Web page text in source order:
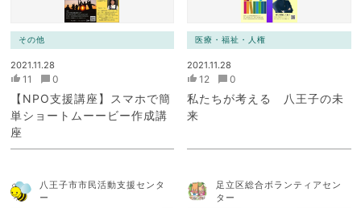
その他
2021.11.28
11 0
【NPO支援講座】スマホで簡
単ショートムーービー作成講
座
医療・福祉・人権
2021.11.28
12 0
私たちが考える 八王子の未
来
八王子市市民活動支援センタ
ー
足立区総合ボランティアセン
ター